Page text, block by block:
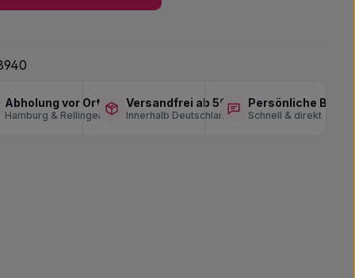
Abholung vor Ort
Hamburg & Rellingen
Versandfrei ab 50 €
Innerhalb Deutschlands
Persönliche
Schnell & direkt